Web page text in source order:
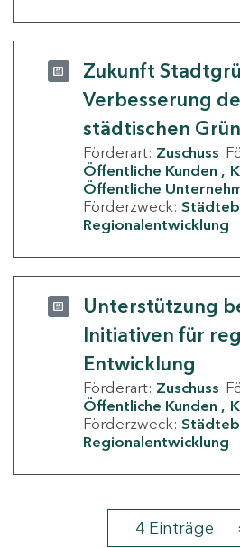
Zukunft
Verbesserung
städtischen
Förderart: Zuschuss
Öffentliche Kunden
Öffentliche
Förderzweck:
Regionalentwicklung
Unterstützung
Initiativen für
Entwicklung
Förderart: Zuschuss
Öffentliche Kunden
Förderzweck:
Regionalentwicklung
4 Einträge